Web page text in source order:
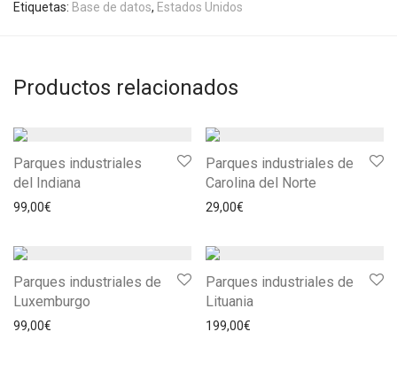
Etiquetas: Base de datos, Estados Unidos
Productos relacionados
Parques industriales
del Indiana
99,00€
Parques industriales de
Carolina del Norte
29,00€
Parques industriales de
Luxemburgo
99,00€
Parques industriales de
Lituania
199,00€